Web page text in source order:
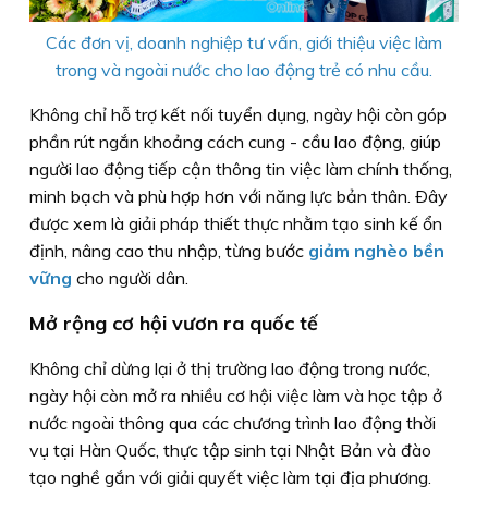
Các đơn vị, doanh nghiệp tư vấn, giới thiệu việc làm
trong và ngoài nước cho lao động trẻ có nhu cầu.
Không chỉ hỗ trợ kết nối tuyển dụng, ngày hội còn góp
phần rút ngắn khoảng cách cung - cầu lao động, giúp
người lao động tiếp cận thông tin việc làm chính thống,
minh bạch và phù hợp hơn với năng lực bản thân. Ðây
được xem là giải pháp thiết thực nhằm tạo sinh kế ổn
định, nâng cao thu nhập, từng bước giảm nghèo bền
vững cho người dân.
Mở rộng cơ hội vươn ra quốc tế
Không chỉ dừng lại ở thị trường lao động trong nước,
ngày hội còn mở ra nhiều cơ hội việc làm và học tập ở
nước ngoài thông qua các chương trình lao động thời
vụ tại Hàn Quốc, thực tập sinh tại Nhật Bản và đào
tạo nghề gắn với giải quyết việc làm tại địa phương.